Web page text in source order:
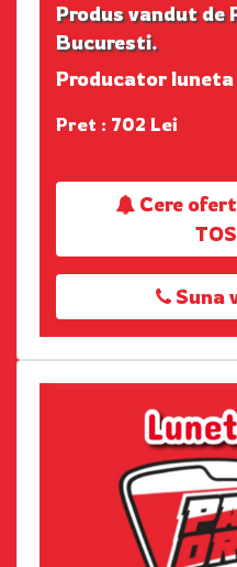
Produs vandut de
Bucuresti.
Producator luneta
Pret : 702 Lei
Cere
Suna